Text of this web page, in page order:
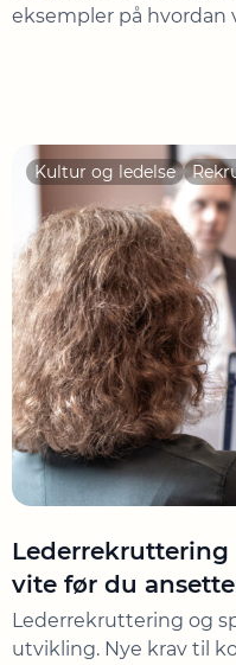
eksempler på hvordan
Kultur og ledelse
vite før du
Lederrekruttering og
utvikling. Nye krav til